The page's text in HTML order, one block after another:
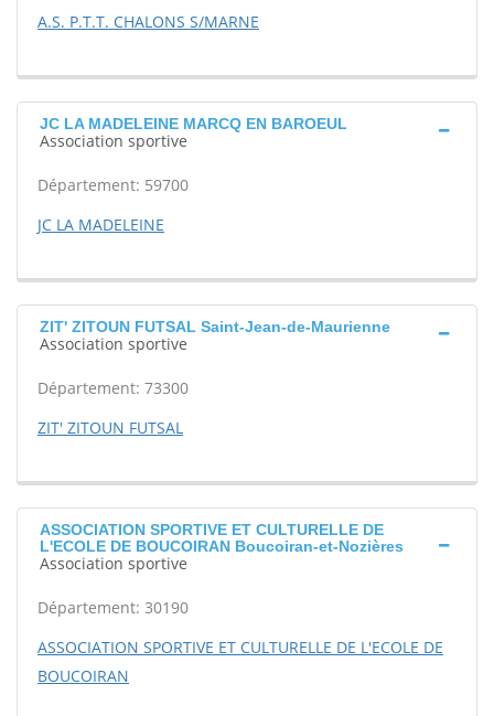
A.S. P.T.T. CHALONS S/MARNE
JC LA MADELEINE MARCQ EN BAROEUL
Association sportive
Département: 59700
JC LA MADELEINE
ZIT' ZITOUN FUTSAL Saint-Jean-de-Maurienne
Association sportive
Département: 73300
ZIT' ZITOUN FUTSAL
ASSOCIATION SPORTIVE ET CULTURELLE DE
L'ECOLE DE BOUCOIRAN Boucoiran-et-Nozières
Association sportive
Département: 30190
ASSOCIATION SPORTIVE ET CULTURELLE DE L'ECOLE DE
BOUCOIRAN